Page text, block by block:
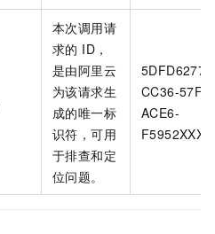
本次调用请
求的 ID，
是由阿里云
为该请求生
成的唯一标
识符，可用
于排查和定
位问题。
5DFD6277-
CC36-57F7-
ACE6-